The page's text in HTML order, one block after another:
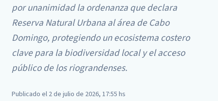
por unanimidad la ordenanza que declara
Reserva Natural Urbana al área de Cabo
Domingo, protegiendo un ecosistema costero
clave para la biodiversidad local y el acceso
público de los riograndenses.
Publicado el 2 de julio de 2026, 17:55 hs